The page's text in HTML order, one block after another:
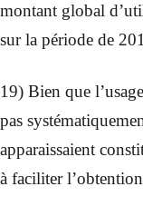
montant global
sur la période de
19) Bien que
pas
apparaissaient
à faciliter